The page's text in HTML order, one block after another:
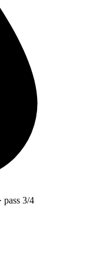
pass 3/4